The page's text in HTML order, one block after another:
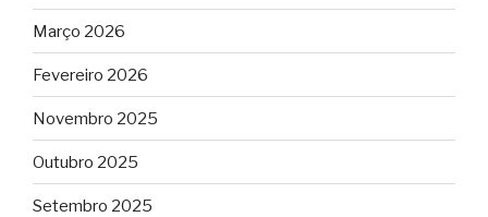
Março 2026
Fevereiro 2026
Novembro 2025
Outubro 2025
Setembro 2025